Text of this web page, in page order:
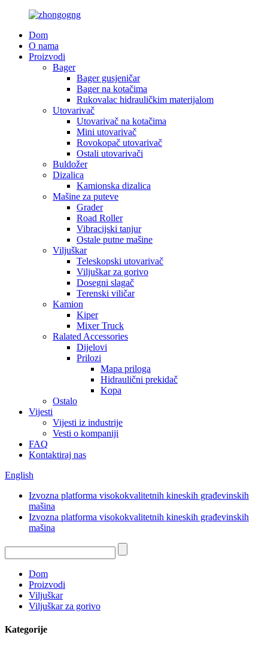
Dom
O nama
Proizvodi
Bager
Bager gusjeničar
Bager na kotačima
Rukovalac hidrauličkim materijalom
Utovarivač
Utovarivač na kotačima
Mini utovarivač
Rovokopač utovarivač
Ostali utovarivači
Buldožer
Dizalica
Kamionska dizalica
Mašine za puteve
Grader
Road Roller
Vibracijski tanjur
Ostale putne mašine
Viljuškar
Teleskopski utovarivač
Viljuškar za gorivo
Dosegni slagač
Terenski viličar
Kamion
Kiper
Mixer Truck
Ralated Accessories
Dijelovi
Prilozi
Mapa priloga
Hidraulični prekidač
Kopa
Ostalo
Vijesti
Vijesti iz industrije
Vesti o kompaniji
FAQ
Kontaktiraj nas
English
Izvozna platforma visokokvalitetnih kineskih građevinskih
mašina
Izvozna platforma visokokvalitetnih kineskih građevinskih
mašina
Dom
Proizvodi
Viljuškar
Viljuškar za gorivo
Kategorije